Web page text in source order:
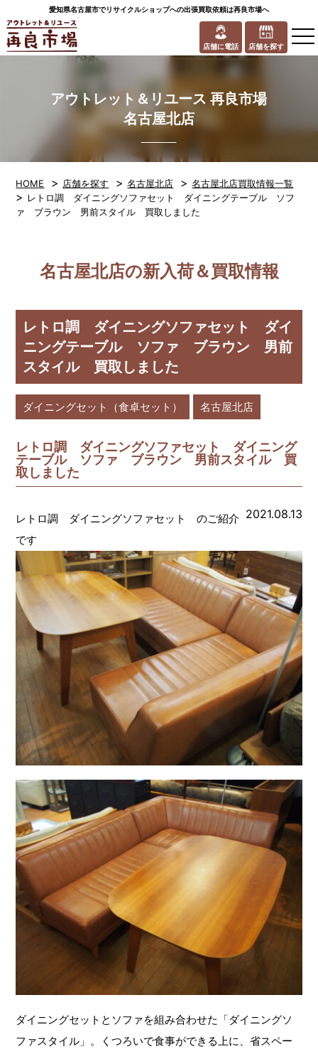
愛知県名古屋市でリサイクルショップへの出張買取依頼は再良市場へ
店舗に電話 店舗を探す
アウトレット＆リユース 再良市場
名古屋北店
HOME > 店舗を探す >名古屋北店 >名古屋北店買取情報一覧
> レトロ調 ダイニングソファセット ダイニングテーブル ソフ
ァ ブラウン 男前スタイル 買取しました
名古屋北店の新入荷＆買取情報
レトロ調 ダイニングソファセット ダイ
ニングテーブル ソファ ブラウン 男前
スタイル 買取しました
ダイニングセット（食卓セット） 名古屋北店
レトロ調 ダイニングソファセット ダイニング
テーブル ソファ ブラウン 男前スタイル 買
取しました
2021.08.13
レトロ調 ダイニングソファセット のご紹介
です
ダイニングセットとソファを組み合わせた「ダイニングソ
ファスタイル」。くつろいで食事ができる上に、省スペー